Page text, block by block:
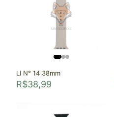
LI N° 14 38mm
R$38,99